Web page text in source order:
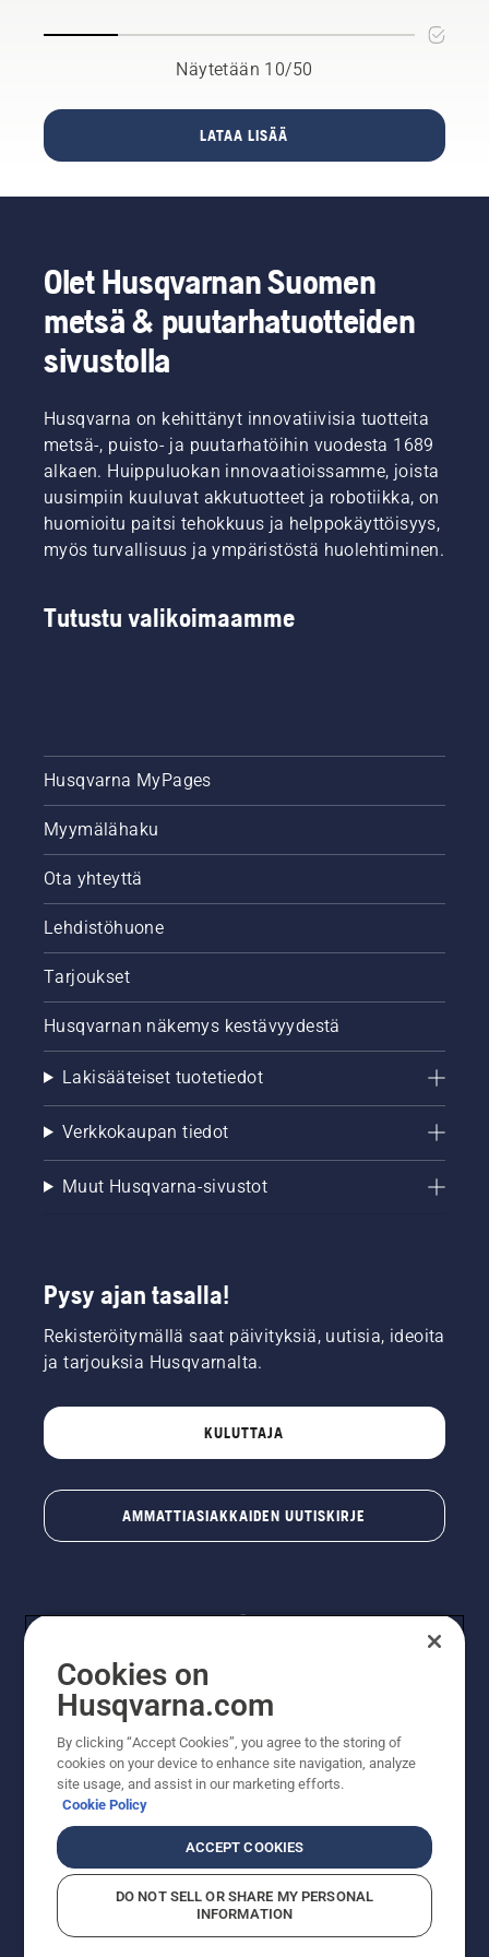
aikaa ja
rahaa,
vähennämme
tarvitaan?
koonneet
selkeän
avulla
vaihtoehtoihin.
aidasta
vai aivan
Näytetään 10/50
LATAA LISÄÄ
Olet Husqvarnan Suomen
metsä & puutarhatuotteiden
sivustolla
Husqvarna on kehittänyt innovatiivisia tuotteita
metsä-, puisto- ja puutarhatöihin vuodesta 1689
alkaen. Huippuluokan innovaatioissamme, joista
uusimpiin kuuluvat akkutuotteet ja robotiikka, on
huomioitu paitsi tehokkuus ja helppokäyttöisyys,
myös turvallisuus ja ympäristöstä huolehtiminen.
Tutustu valikoimaamme
Husqvarna MyPages
Myymälähaku
Ota yhteyttä
Lehdistöhuone
Tarjoukset
Husqvarnan näkemys kestävyydestä
Lakisääteiset tuotetiedot
Verkkokaupan tiedot
Muut Husqvarna-sivustot
Pysy ajan tasalla!
Rekisteröitymällä saat päivityksiä, uutisia, ideoita
ja tarjouksia Husqvarnalta.
KULUTTAJA
AMMATTIASIAKKAIDEN UUTISKIRJE
© Husqvarna AB (publ). Kaikki oikeudet pidätetään.
Hinnat ovat suositushintoja. Varaamme oikeudet
hintamuutoksiin, kirjoitus- ja sisältövirheisiin. Sivusto
pyritään pitämään mahdollisimman ajantasaisena ja
suositushintoja (sis. alv), ellei tuotetta voi ostaa
suoraan verkkosivustoltamme.
EvästekäytäntöKäyttöehdotTietosuojailmoitusTiedot
Epäillyistä rikkomuksista ilmoittaminen
Cookies on
Husqvarna.com
By clicking “Accept Cookies”, you agree to the storing of
cookies on your device to enhance site navigation, analyze
site usage, and assist in our marketing efforts.
Cookie Policy
ACCEPT COOKIES
DO NOT SELL OR SHARE MY PERSONAL
INFORMATION